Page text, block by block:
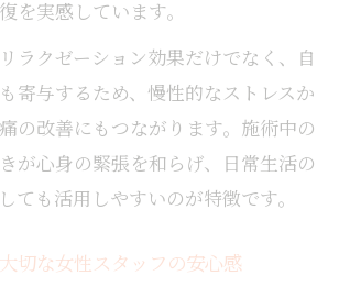
を実感しています。
ラクゼーション効果だけでなく、自
寄与するため、慢性的なストレスか
の改善にもつながります。施術中の
が心身の緊張を和らげ、日常生活の
ても活用しやすいのが特徴です。
切な女性スタッフの安心感